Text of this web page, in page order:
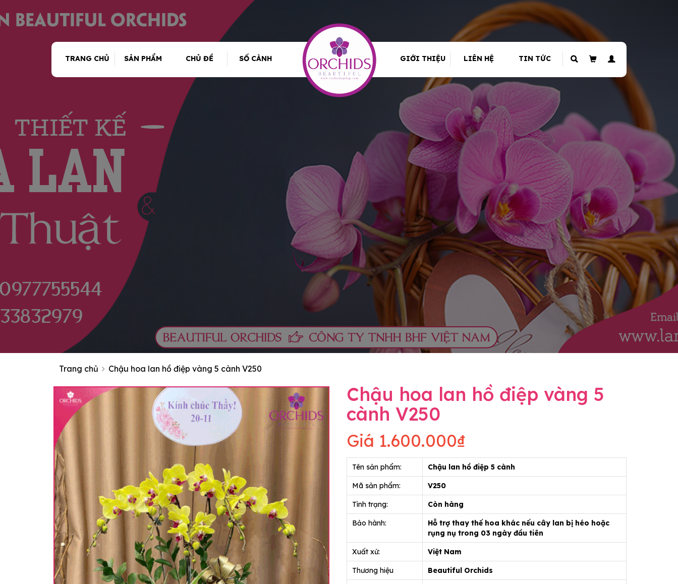
TRANG CHỦ SẢN PHẨM CHỦ ĐỀ SỐ CÀNH GIỚI THIỆU LIÊN HỆ TIN TỨC
Trang chủ Chậu hoa lan hồ điệp vàng 5 cành V250
Chậu hoa lan hồ điệp vàng 5
cành V250
Giá 1.600.000₫
Tên sản phẩm: Chậu lan hồ điệp 5 cành
Mã sản phẩm: V250
Tình trạng: Còn hàng
Bảo hành:
Hỗ trợ thay thế hoa khác nếu cây lan bị héo hoặc
rụng nụ trong 03 ngày đầu tiên
Xuất xứ: Việt Nam
Thương hiệu Beautiful Orchids